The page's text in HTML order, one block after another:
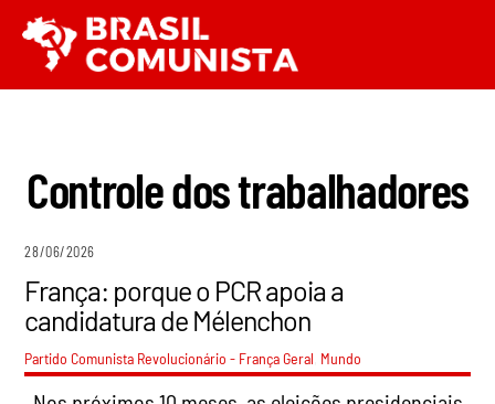
para
o
Controle dos trabalhadores
28/06/2026
França: porque o PCR apoia a
candidatura de Mélenchon
Partido Comunista Revolucionário - França Geral Mundo